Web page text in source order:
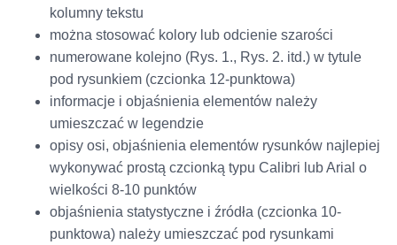
kolumny tekstu
można stosować kolory lub odcienie szarości
numerowane kolejno (Rys. 1., Rys. 2. itd.) w tytule
pod rysunkiem (czcionka 12-punktowa)
informacje i objaśnienia elementów należy
umieszczać w legendzie
opisy osi, objaśnienia elementów rysunków najlepiej
wykonywać prostą czcionką typu Calibri lub Arial o
wielkości 8-10 punktów
objaśnienia statystyczne i źródła (czcionka 10-
punktowa) należy umieszczać pod rysunkami